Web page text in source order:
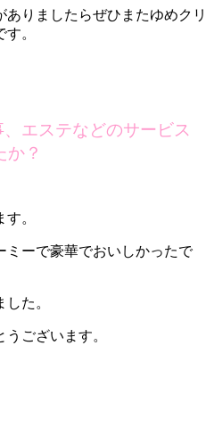
ありましたらぜひまたゆめクリ
。
エステなどのサービス
か？
。
ミーで豪華でおいしかったで
た。
ございます。